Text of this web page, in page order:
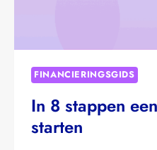
FINANCIERINGSGIDS
In 8 stappen
starten